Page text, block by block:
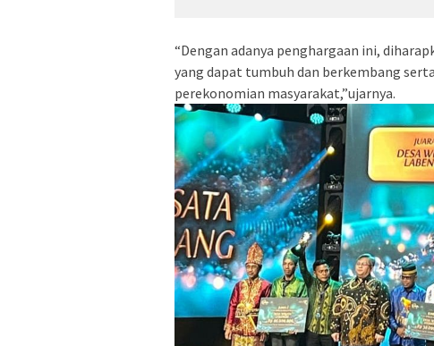
“Dengan adanya penghargaan ini,
yang dapat tumbuh dan berkembang
perekonomian masyarakat,”ujarnya.